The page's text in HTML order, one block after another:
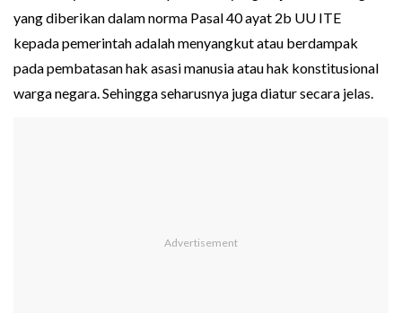
yang diberikan dalam norma Pasal 40 ayat 2b UU ITE
kepada pemerintah adalah menyangkut atau berdampak
pada pembatasan hak asasi manusia atau hak konstitusional
warga negara. Sehingga seharusnya juga diatur secara jelas.